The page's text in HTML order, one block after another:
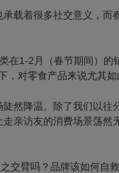
载着很多社交意义，而
在1-2月（春节期间）的
对零食产品来说尤其如
然降温。除了我们以往
亲访友的消费场景荡然
交臂吗？品牌该如何自